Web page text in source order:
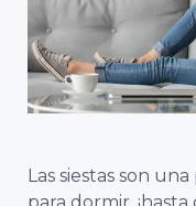
Las siestas son